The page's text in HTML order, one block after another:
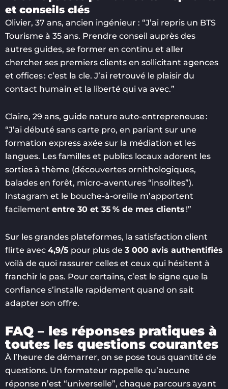
et conseils clés
Olivier, 37 ans, ancien ingénieur : “J’ai repris un BTS
Tourisme à 35 ans. Prendre conseil auprès des
autres guides, se former en continu et aller
chercher ses premiers clients en sollicitant agences
et offices : c’est la cle. J’ai retrouvé le plaisir du
contact humain et la liberté qui va avec.”
Claire, 29 ans, guide nature auto-entrepreneuse :
“J’ai débuté sans carte pro, en pariant sur une
formation express axée sur la médiation et les
langues. Les familles et publics locaux adorent les
sorties à thème (découvertes ornithologiques,
balades en forêt, micro-aventures “insolites”).
Instagram et le bouche-à-oreille m’apportent
facilement entre 30 et 35 % de mes clients !”
Sur les grandes plateformes, la satisfaction client
flirte avec 4,9/5 pour plus de 3 000 avis authentifiés
voilà de quoi rassurer celles et ceux qui hésitent à
franchir le pas. Pour certains, c’est le signe que la
confiance s’installe rapidement quand on sait
adapter son offre.
FAQ – les réponses pratiques à
toutes les questions courantes
À l’heure de démarrer, on se pose tous quantité de
questions. Un formateur rappelle qu’aucune
réponse n’est “universelle”, chaque parcours ayant